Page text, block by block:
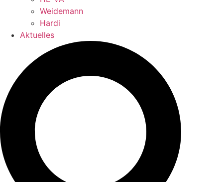
Weidemann
Hardi
Aktuelles